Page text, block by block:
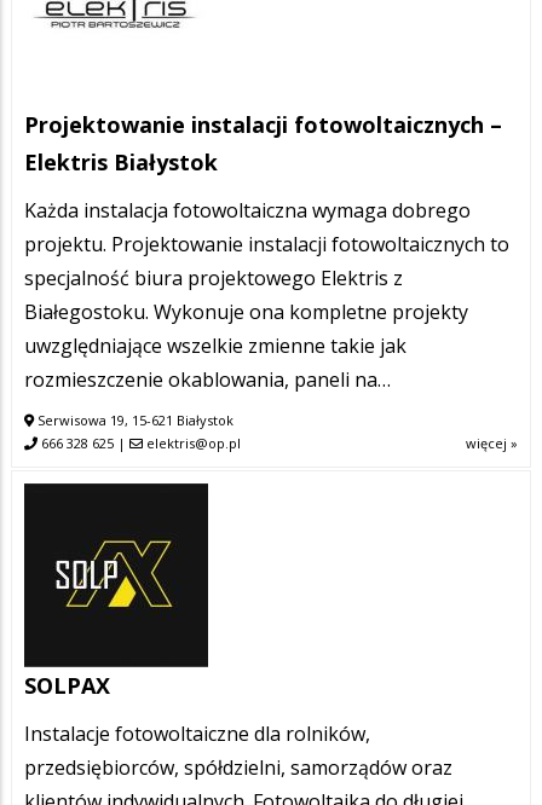
Projektowanie instalacji fotowoltaicznych –
Elektris Białystok
Każda instalacja fotowoltaiczna wymaga dobrego
projektu. Projektowanie instalacji fotowoltaicznych to
specjalność biura projektowego Elektris z
Białegostoku. Wykonuje ona kompletne projekty
uwzględniające wszelkie zmienne takie jak
rozmieszczenie okablowania, paneli na…
Serwisowa 19, 15-621 Białystok
666 328 625 | elektris@op.pl więcej »
SOLPAX
Instalacje fotowoltaiczne dla rolników,
przedsiębiorców, spółdzielni, samorządów oraz